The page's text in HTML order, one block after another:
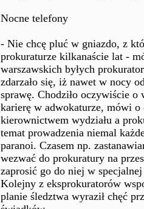
Nocne telefony
- Nie chcę pluć w gniazdo, z
prokuraturze kilkanaście lat -
warszawskich byłych
zdarzało się, iż nawet w nocy
sprawę. Chodziło oczywiście
karierę w adwokaturze, mówi
kierownictwem wydziału a
temat prowadzenia niemal
paranoi. Czasem np.
wezwać do prokuratury na
zaprosić go do niej w
Kolejny z eksprokuratorów
planie śledztwa wyraził chęć